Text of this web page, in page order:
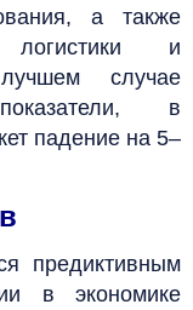
а также
логистики и
случае
в
падение на 5–
предиктивным
в экономике